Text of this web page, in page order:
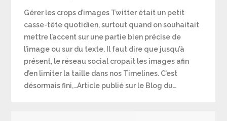
Gérer les crops d’images Twitter était un petit
casse-tête quotidien, surtout quand on souhaitait
mettre l’accent sur une partie bien précise de
l’image ou sur du texte. Il faut dire que jusqu’à
présent, le réseau social cropait les images afin
d’en limiter la taille dans nos Timelines. C’est
désormais fini,…Article publié sur le Blog du…